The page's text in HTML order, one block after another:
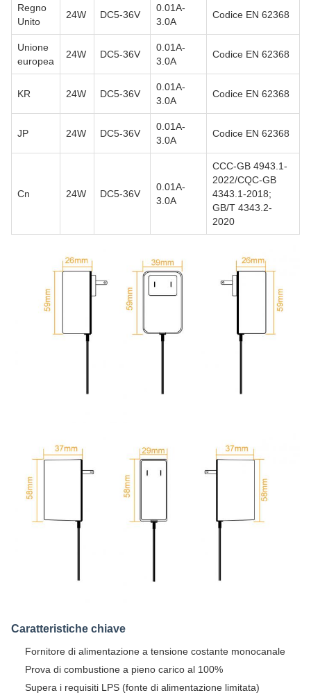
Regno
Unito
24W DC5-36V
0.01A-
3.0A
Codice EN 62368
Unione
europea
24W DC5-36V
0.01A-
3.0A
Codice EN 62368
KR 24W DC5-36V
0.01A-
3.0A
Codice EN 62368
JP 24W DC5-36V
0.01A-
3.0A
Codice EN 62368
Cn 24W DC5-36V
0.01A-
3.0A
CCC-GB 4943.1-
2022/CQC-GB
4343.1-2018;
GB/T 4343.2-
2020
Caratteristiche chiave
Fornitore di alimentazione a tensione costante monocanale
Prova di combustione a pieno carico al 100%
Supera i requisiti LPS (fonte di alimentazione limitata)